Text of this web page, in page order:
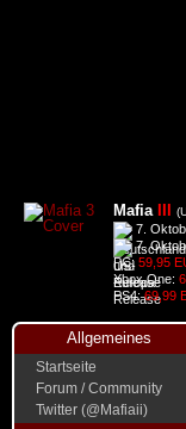
Mafia
7.
7.
PC: 59,95
Xbox One:
PS4:69,99
Allgemeines
Startseite
Forum / Community
Twitter (@Mafiaii)